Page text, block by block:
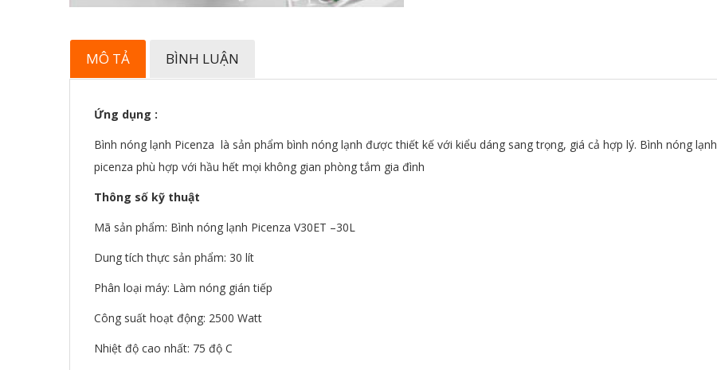
MÔ TẢ BÌNH LUẬN
Ứng dụng :
Bình nóng lạnh Picenza là sản phẩm bình nóng lạnh được thiết kế với kiểu dáng sang trọng, giá cả hợp lý. Bình nóng lạnh
picenza phù hợp với hầu hết mọi không gian phòng tắm gia đình
Thông số kỹ thuật
Mã sản phẩm: Bình nóng lạnh Picenza V30ET –30L
Dung tích thực sản phẩm: 30 lít
Phân loại máy: Làm nóng gián tiếp
Công suất hoạt động: 2500 Watt
Nhiệt độ cao nhất: 75 độ C